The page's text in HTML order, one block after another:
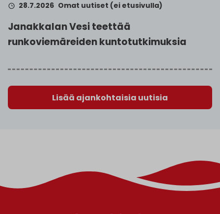
28.7.2026 Omat uutiset (ei etusivulla)
Janakkalan Vesi teettää
runkoviemäreiden kuntotutkimuksia
Lisää ajankohtaisia uutisia